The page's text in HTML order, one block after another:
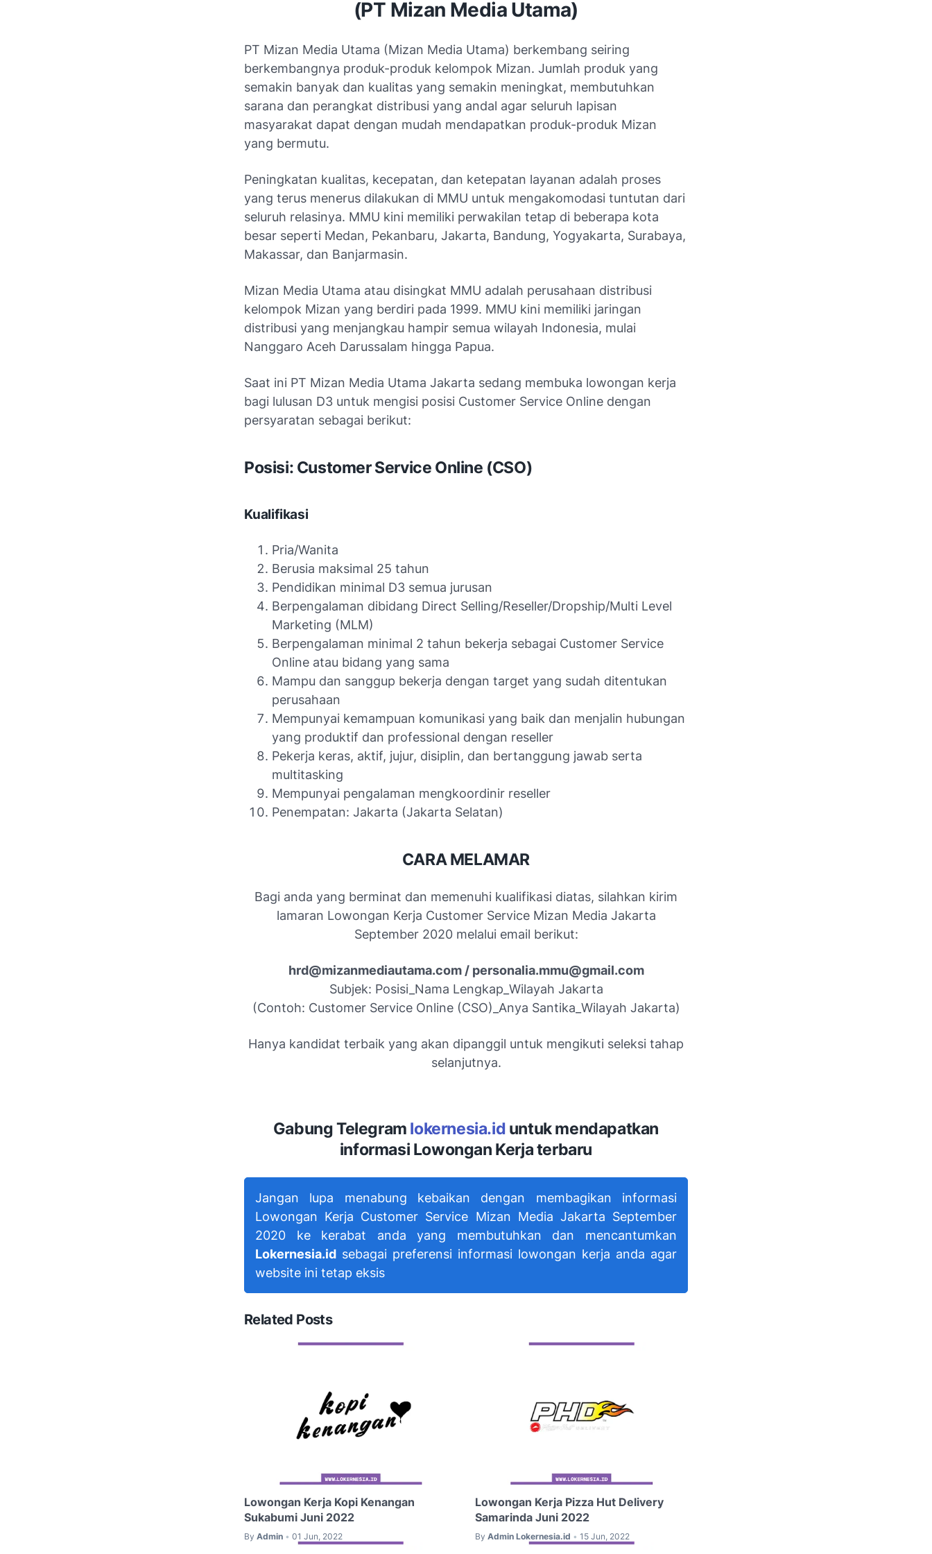
(PT Mizan Media Utama)
PT Mizan Media Utama (Mizan Media Utama) berkembang seiring
berkembangnya produk-produk kelompok Mizan. Jumlah produk yang
semakin banyak dan kualitas yang semakin meningkat, membutuhkan
sarana dan perangkat distribusi yang andal agar seluruh lapisan
masyarakat dapat dengan mudah mendapatkan produk-produk Mizan
yang bermutu.
Peningkatan kualitas, kecepatan, dan ketepatan layanan adalah proses
yang terus menerus dilakukan di MMU untuk mengakomodasi tuntutan dari
seluruh relasinya. MMU kini memiliki perwakilan tetap di beberapa kota
besar seperti Medan, Pekanbaru, Jakarta, Bandung, Yogyakarta, Surabaya,
Makassar, dan Banjarmasin.
Mizan Media Utama atau disingkat MMU adalah perusahaan distribusi
kelompok Mizan yang berdiri pada 1999. MMU kini memiliki jaringan
distribusi yang menjangkau hampir semua wilayah Indonesia, mulai
Nanggaro Aceh Darussalam hingga Papua.
Saat ini PT Mizan Media Utama Jakarta sedang membuka lowongan kerja
bagi lulusan D3 untuk mengisi posisi Customer Service Online dengan
persyaratan sebagai berikut:
Posisi: Customer Service Online (CSO)
Kualifikasi
Pria/Wanita
Berusia maksimal 25 tahun
Pendidikan minimal D3 semua jurusan
Berpengalaman dibidang Direct Selling/Reseller/Dropship/Multi Level
Marketing (MLM)
Berpengalaman minimal 2 tahun bekerja sebagai Customer Service
Online atau bidang yang sama
Mampu dan sanggup bekerja dengan target yang sudah ditentukan
perusahaan
Mempunyai kemampuan komunikasi yang baik dan menjalin hubungan
yang produktif dan professional dengan reseller
Pekerja keras, aktif, jujur, disiplin, dan bertanggung jawab serta
multitasking
Mempunyai pengalaman mengkoordinir reseller
Penempatan: Jakarta (Jakarta Selatan)
CARA MELAMAR
Bagi anda yang berminat dan memenuhi kualifikasi diatas, silahkan kirim
lamaran Lowongan Kerja Customer Service Mizan Media Jakarta
September 2020 melalui email berikut:
hrd@mizanmediautama.com / personalia.mmu@gmail.com
Subjek: Posisi_Nama Lengkap_Wilayah Jakarta
(Contoh: Customer Service Online (CSO)_Anya Santika_Wilayah Jakarta)
Hanya kandidat terbaik yang akan dipanggil untuk mengikuti seleksi tahap
selanjutnya.
Gabung Telegram lokernesia.id untuk mendapatkan
informasi Lowongan Kerja terbaru
Jangan lupa menabung kebaikan dengan membagikan informasi
Lowongan Kerja Customer Service Mizan Media Jakarta September
2020 ke kerabat anda yang membutuhkan dan mencantumkan
Lokernesia.id sebagai preferensi informasi lowongan kerja anda agar
website ini tetap eksis
Related Posts
Lowongan Kerja Kopi Kenangan
Sukabumi Juni 2022
By Admin • 01 Jun, 2022
Lowongan Kerja Pizza Hut Delivery
Samarinda Juni 2022
By Admin Lokernesia.id • 15 Jun, 2022